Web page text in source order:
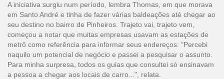
A iniciativa surgiu num período, lembra Thomas, em que morava
em Santo André e tinha de fazer várias baldeações até chegar ao
seu destino no bairro de Pinheiros. Trajeto vai, trajeto vem,
começou a notar que muitas empresas usavam as estações de
metrô como referência para informar seus endereços: "Percebi
naquilo um potencial de negócio e passei a pesquisar o assunto.
Para minha surpresa, todos os guias que consultei só ensinavam
a pessoa a chegar aos locais de carro...", relata.